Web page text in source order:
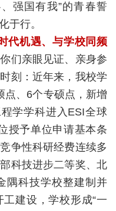
强国有我”的青春誓
于行。
代机遇、与学校同频
你们亲眼见证、亲身参
刻：近年来，我校学
点、6个专硕点，新增
学学科进入ESI全球
授予单位申请基本条
争性科研经费连续多
科技进步二等奖、北
隅科技学校整建制并
建设，学校形成“一